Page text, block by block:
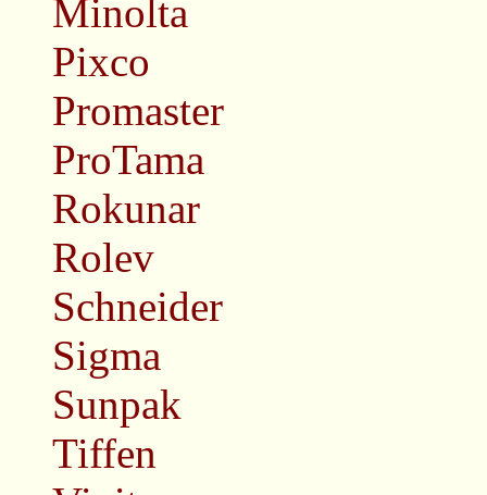
Minolta
Pixco
Promaster
ProTama
Rokunar
Rolev
Schneider
Sigma
Sunpak
Tiffen